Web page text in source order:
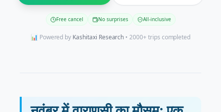
Free cancel No surprises All-inclusive
📊 Powered by Kashitaxi Research • 2000+ trips completed